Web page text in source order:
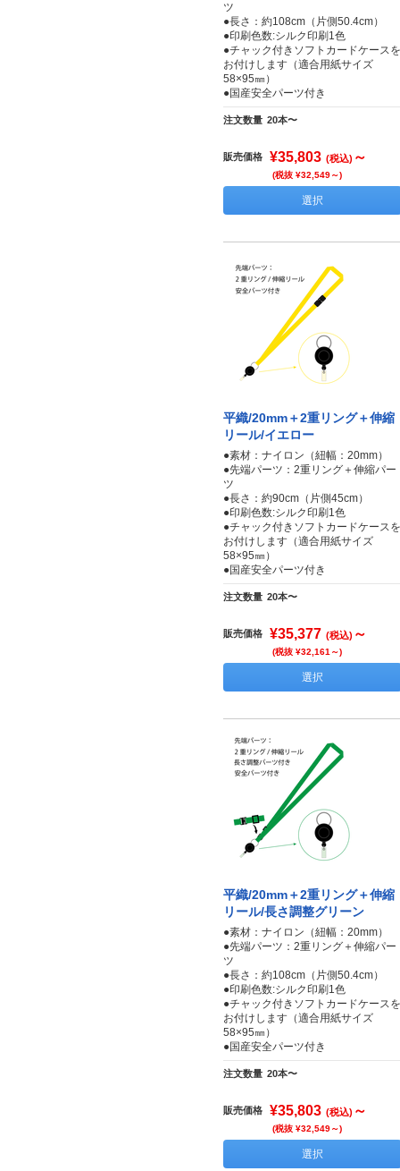
ツ
●長さ：約108cm（片側50.4cm）
●印刷色数:シルク印刷1色
●チャック付きソフトカードケースを
お付けします（適合用紙サイズ
58×95㎜）
●国産安全パーツ付き
注文数量 20本〜
販売価格 ¥35,803 (税込) ～
(税抜 ¥32,549～)
選択
平織/20mm＋2重リング＋伸縮
リール/イエロー
●素材：ナイロン（紐幅：20mm）
●先端パーツ：2重リング＋伸縮パー
ツ
●長さ：約90cm（片側45cm）
●印刷色数:シルク印刷1色
●チャック付きソフトカードケースを
お付けします（適合用紙サイズ
58×95㎜）
●国産安全パーツ付き
注文数量 20本〜
販売価格 ¥35,377 (税込) ～
(税抜 ¥32,161～)
選択
平織/20mm＋2重リング＋伸縮
リール/長さ調整グリーン
●素材：ナイロン（紐幅：20mm）
●先端パーツ：2重リング＋伸縮パー
ツ
●長さ：約108cm（片側50.4cm）
●印刷色数:シルク印刷1色
●チャック付きソフトカードケースを
お付けします（適合用紙サイズ
58×95㎜）
●国産安全パーツ付き
注文数量 20本〜
販売価格 ¥35,803 (税込) ～
(税抜 ¥32,549～)
選択